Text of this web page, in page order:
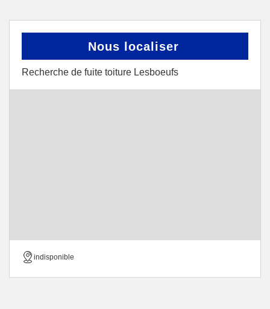
Nous localiser
Recherche de fuite toiture Lesboeufs
indisponible